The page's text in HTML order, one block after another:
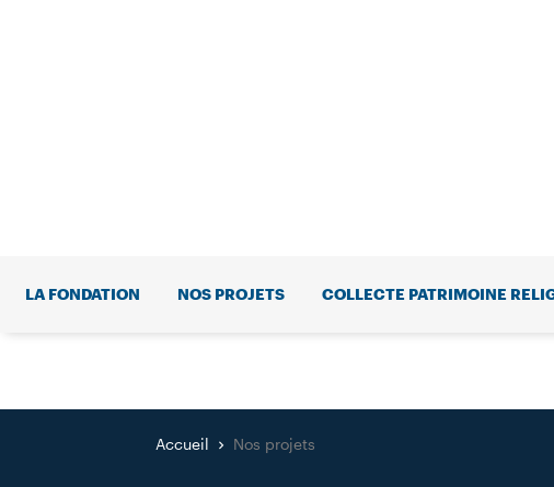
LA FONDATION NOS PROJETS COLLECTE PATRIMOINE
Accueil Nos projets